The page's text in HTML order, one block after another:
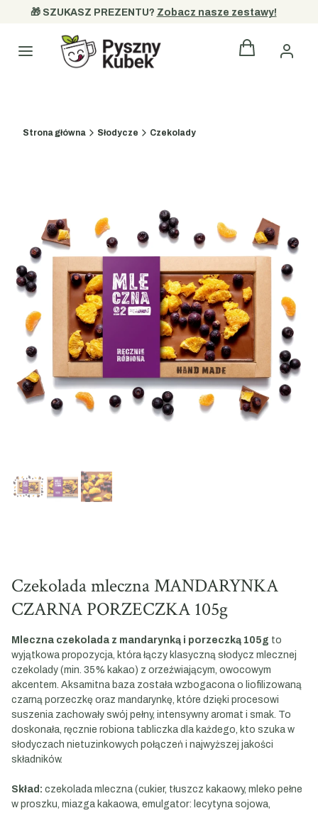
🎁 SZUKASZ PREZENTU? Zobacz nasze zestawy!
Kategorie Produkty w
Strona główna Słodycze Czekolady
Czekolada mleczna MANDARYNKA
CZARNA PORZECZKA 105g
Mleczna czekolada z mandarynką i porzeczką 105g to
wyjątkowa propozycja, która łączy klasyczną słodycz mlecznej
czekolady (min. 35% kakao) z orzeźwiającym, owocowym
akcentem. Aksamitna baza została wzbogacona o liofilizowaną
czarną porzeczkę oraz mandarynkę, które dzięki procesowi
suszenia zachowały swój pełny, intensywny aromat i smak. To
doskonała, ręcznie robiona tabliczka dla każdego, kto szuka w
słodyczach nietuzinkowych połączeń i najwyższej jakości
składników.
Skład: czekolada mleczna (cukier, tłuszcz kakaowy, mleko pełne
w proszku, miazga kakaowa, emulgator: lecytyna sojowa,